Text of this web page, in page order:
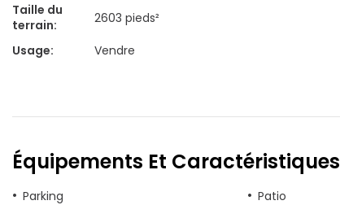
Taille du
terrain: 2603 pieds²
Usage: Vendre
Équipements Et Caractéristiques
Parking Patio